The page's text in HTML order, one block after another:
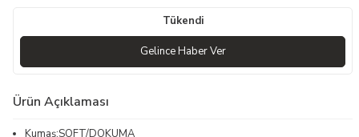
Tükendi
Gelince Haber Ver
Ürün Açıklaması
Kumaş:SOFT/DOKUMA